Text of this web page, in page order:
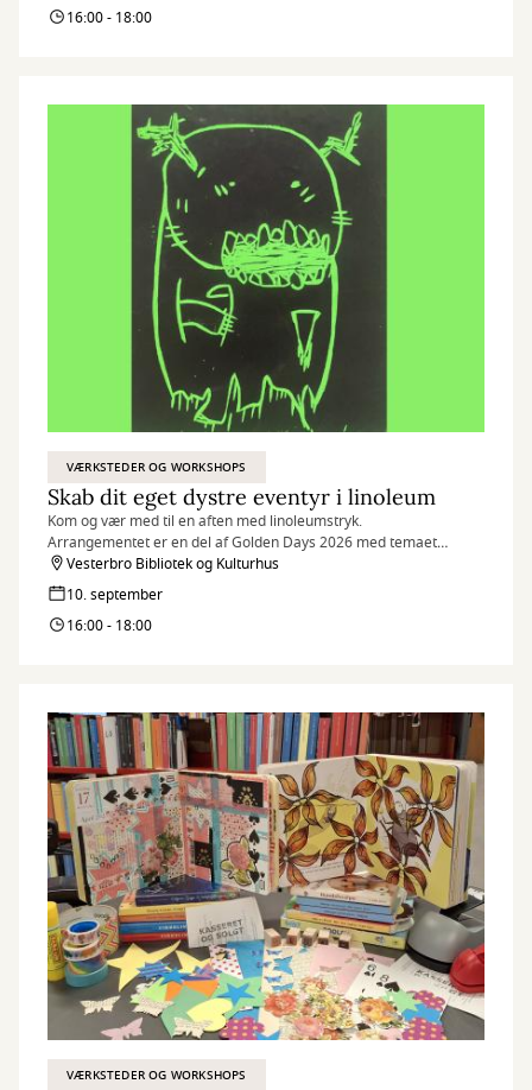
16:00 - 18:00
VÆRKSTEDER OG WORKSHOPS
Skab dit eget dystre eventyr i linoleum
Kom og vær med til en aften med linoleumstryk.
Arrangementet er en del af Golden Days 2026 med temaet
"Monster".
Vesterbro Bibliotek og Kulturhus
10. september
16:00 - 18:00
VÆRKSTEDER OG WORKSHOPS